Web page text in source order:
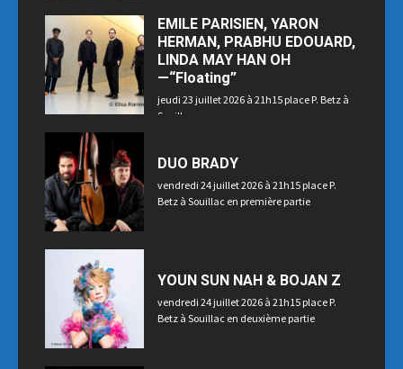
EMILE PARISIEN, YARON
HERMAN, PRABHU EDOUARD,
LINDA MAY HAN OH
—“Floating”
jeudi 23 juillet 2026 à 21h15 place P. Betz à
Souillac
DUO BRADY
vendredi 24 juillet 2026 à 21h15 place P.
Betz à Souillac en première partie
YOUN SUN NAH & BOJAN Z
vendredi 24 juillet 2026 à 21h15 place P.
Betz à Souillac en deuxième partie